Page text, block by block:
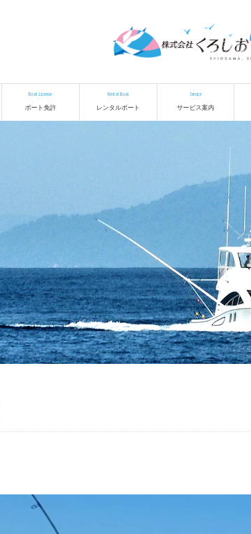
Boat License
ボート免許
Rental Boat
レンタルボート
Service
サービス案内